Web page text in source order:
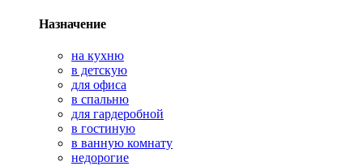
Назначение
на кухню
в детскую
для офиса
в спальню
для гардеробной
в гостиную
в ванную комнату
недорогие